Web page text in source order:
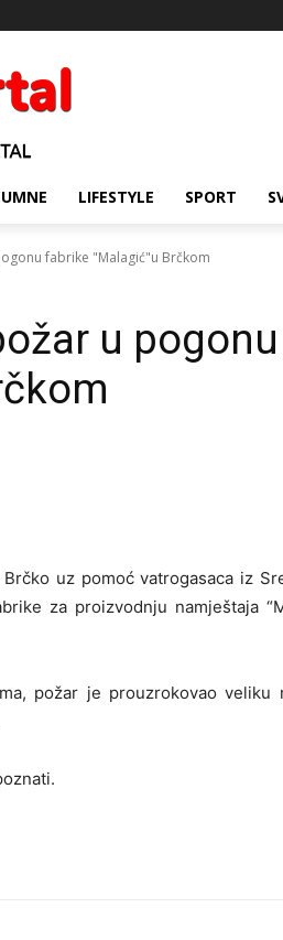
LIFESTYLE SPORT
fabrike "Malagić"u Brčkom
u
uz pomoć vatrogasaca iz
za proizvodnju namještaja
požar je prouzrokovao